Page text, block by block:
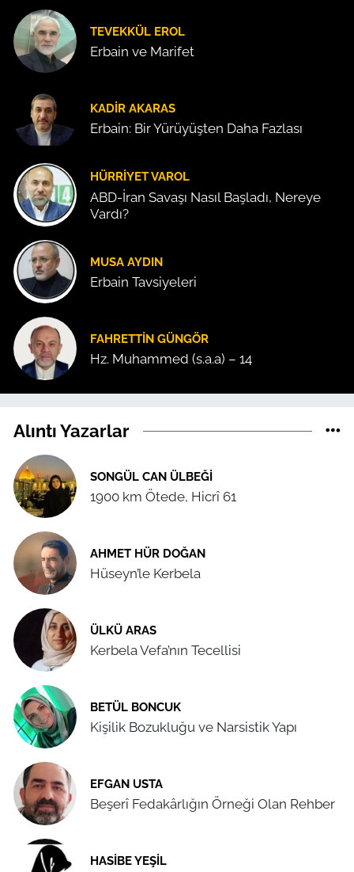
TEVEKKÜL EROL
Erbain ve Marifet
KADIR AKARAS
Erbain: Bir Yürüyüşten Daha Fazlası
HÜRRIYET VAROL
ABD-İran Savaşı Nasıl Başladı, Nereye
Vardı?
MUSA AYDIN
Erbain Tavsiyeleri
FAHRETTIN GÜNGÖR
Hz. Muhammed (s.a.a) – 14
Alıntı Yazarlar
SONGÜL CAN ÜLBEĞI
1900 km Ötede, Hicrî 61
AHMET HÜR DOĞAN
Hüseyn’le Kerbela
ÜLKÜ ARAS
Kerbela Vefa’nın Tecellisi
BETÜL BONCUK
Kişilik Bozukluğu ve Narsistik Yapı
EFGAN USTA
Beşerî Fedakârlığın Örneği Olan Rehber
HASIBE YEŞIL